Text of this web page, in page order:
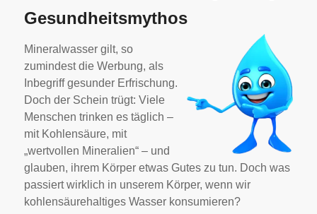
Gesundheitsmythos
Mineralwasser gilt, so
zumindest die Werbung, als
Inbegriff gesunder Erfrischung.
Doch der Schein trügt: Viele
Menschen trinken es täglich –
mit Kohlensäure, mit
„wertvollen Mineralien“ – und
glauben, ihrem Körper etwas Gutes zu tun. Doch was
passiert wirklich in unserem Körper, wenn wir
kohlensäurehaltiges Wasser konsumieren?